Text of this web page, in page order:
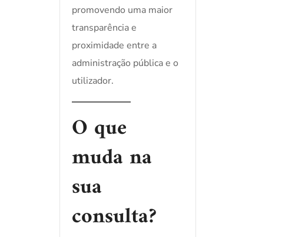
promovendo uma maior
transparência e
proximidade entre a
administração pública e o
utilizador.
O que
muda na
sua
consulta?